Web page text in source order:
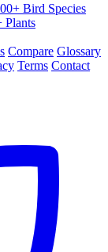
Bird Species
Plants
Compare Glossary
Terms Contact